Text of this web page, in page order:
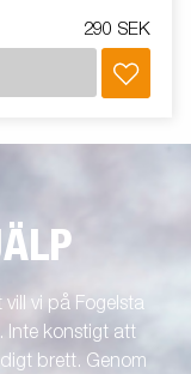
290 SEK
vi på Fogelsta
Inte konstigt att
brett. Genom